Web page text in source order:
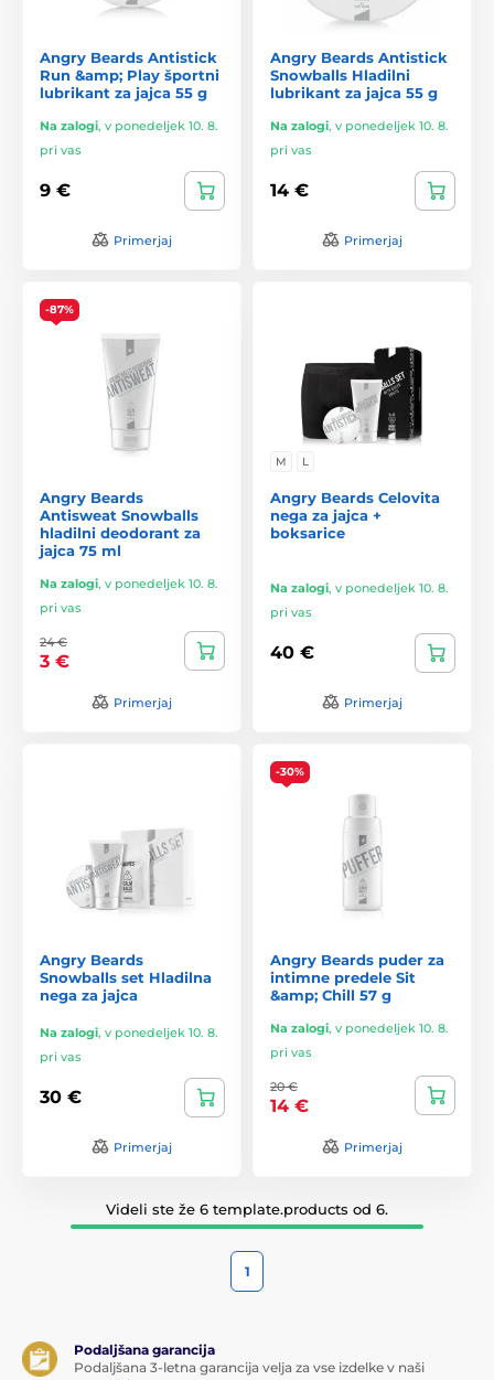
Angry Beards Antistick
Run &amp; Play športni
lubrikant za jajca 55 g
Na zalogi, v ponedeljek 10. 8.
pri vas
9 €
Primerjaj
Angry Beards Antistick
Snowballs Hladilni
lubrikant za jajca 55 g
Na zalogi, v ponedeljek 10. 8.
pri vas
14 €
Primerjaj
-87%
Angry Beards
Antisweat Snowballs
hladilni deodorant za
jajca 75 ml
Na zalogi, v ponedeljek 10. 8.
pri vas
24 €
3 €
Primerjaj
M L
Angry Beards Celovita
nega za jajca +
boksarice
Na zalogi, v ponedeljek 10. 8.
pri vas
40 €
Primerjaj
Angry Beards
Snowballs set Hladilna
nega za jajca
Na zalogi, v ponedeljek 10. 8.
pri vas
30 €
Primerjaj
-30%
Angry Beards puder za
intimne predele Sit
&amp; Chill 57 g
Na zalogi, v ponedeljek 10. 8.
pri vas
20 €
14 €
Primerjaj
Videli ste že 6 template.products od 6.
1
Podaljšana garancija
Podaljšana 3-letna garancija velja za vse izdelke v naši